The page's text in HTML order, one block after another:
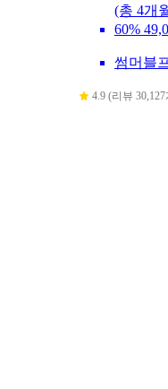
(총 4개
60%
썸머블
4.9 (리뷰